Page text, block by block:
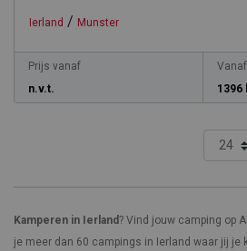
Kamperen in Ierland? Vind jouw camping op
je meer dan 60 campings in Ierland waar jij je
Ierland / Munster
Prijs vanaf
n.v.t.
1396